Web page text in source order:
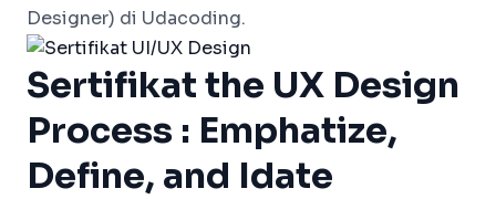
Designer) di Udacoding.
Sertifikat the UX Design
Process : Emphatize,
Define, and Idate